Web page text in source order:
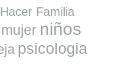
Hacer Familia
mujer niños
psicologia